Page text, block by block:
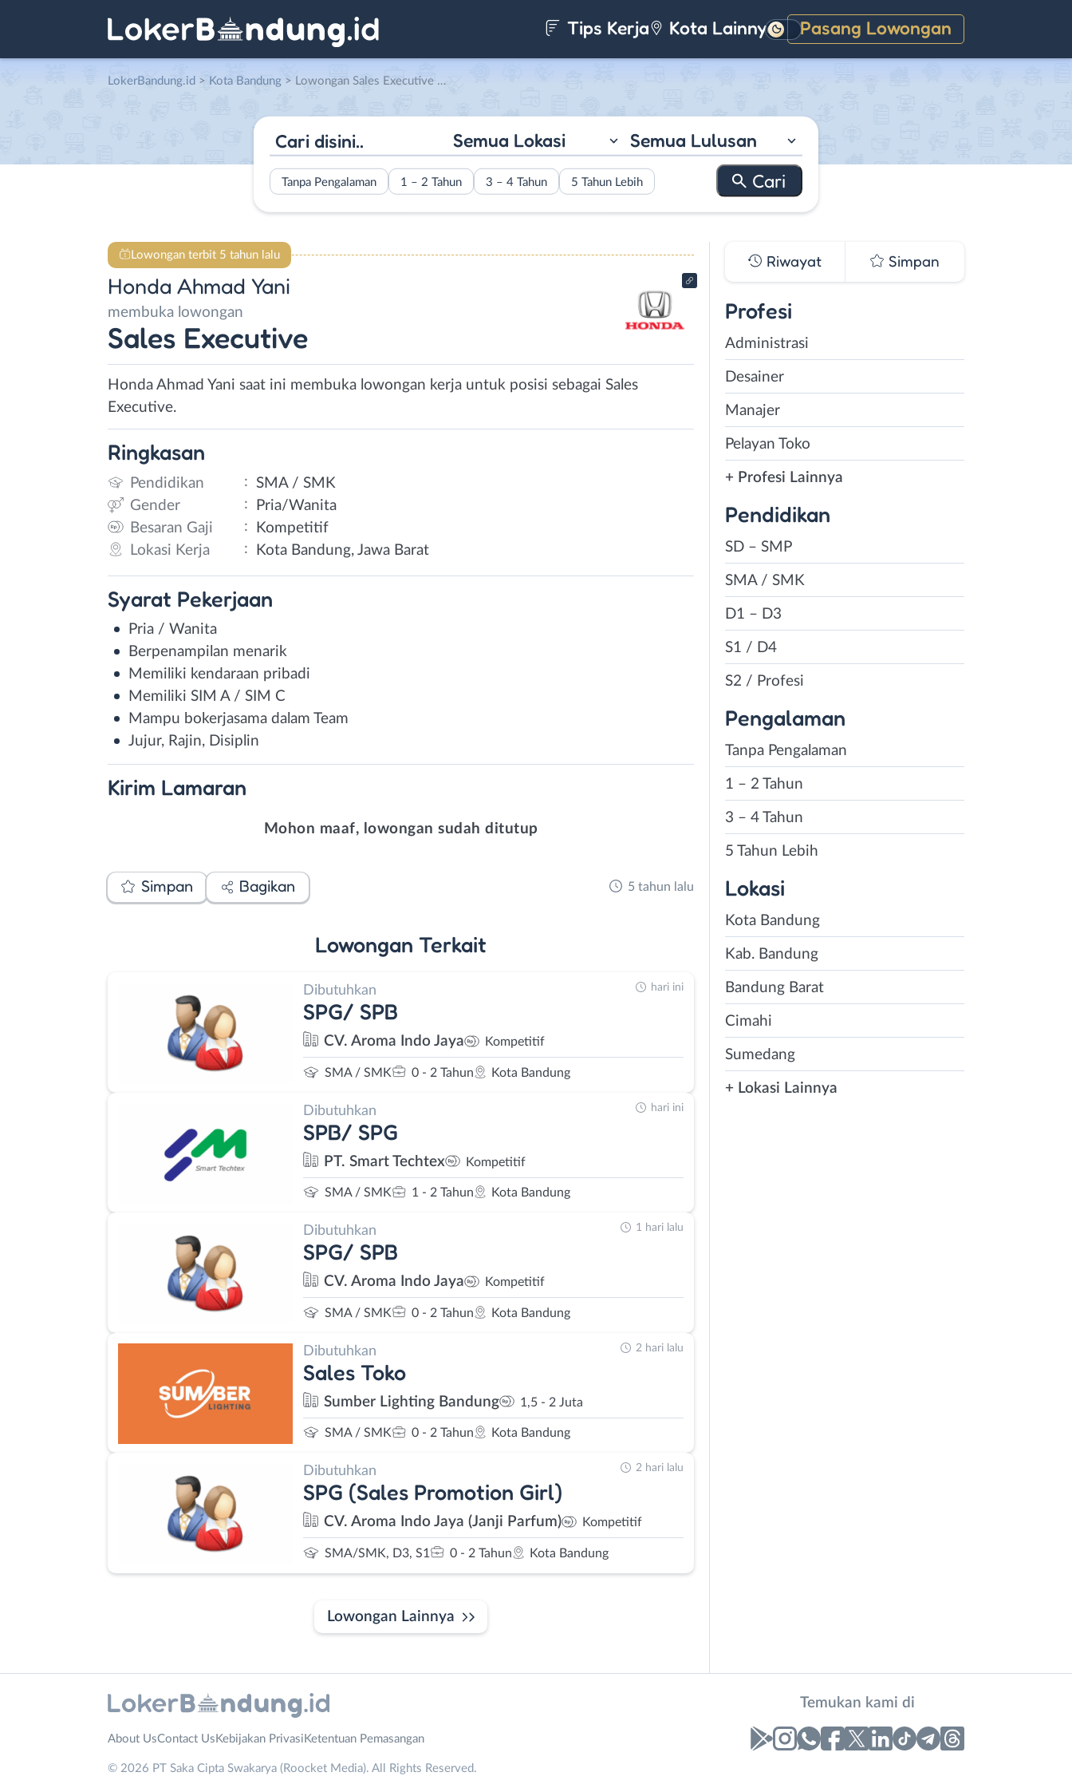
Tips Kerja Kota Lainnya Pasang Lowongan
Gelap
LokerBandung.id > Kota Bandung > Lowongan Sales Executive di Honda Ahmad Yani
Semua Lokasi Semua Lulusan
Tanpa Pengalaman 1 – 2 Tahun 3 – 4 Tahun 5 Tahun Lebih
Lowongan terbit 5 tahun lalu
Honda Ahmad Yani
membuka lowongan
Sales Executive
Honda Ahmad Yani saat ini membuka lowongan kerja untuk posisi sebagai Sales
Executive.
Ringkasan
Pendidikan : SMA / SMK
Gender
:
Pria/Wanita
Besaran Gaji
:
Kompetitif
Lokasi Kerja
: Kota Bandung, Jawa Barat
Syarat Pekerjaan
Pria / Wanita
Berpenampilan menarik
Memiliki kendaraan pribadi
Memiliki SIM A / SIM C
Mampu bokerjasama dalam Team
Jujur, Rajin, Disiplin
Kirim Lamaran
Mohon maaf, lowongan sudah ditutup
Simpan Bagikan 5 tahun lalu
Lowongan Terkait
Dibutuhkan
SPG/ SPB
CV. Aroma Indo Jaya Kompetitif
SMA / SMK 0 - 2 Tahun Kota Bandung
hari ini
Dibutuhkan
SPB/ SPG
PT. Smart Techtex Kompetitif
SMA / SMK 1 - 2 Tahun Kota Bandung
hari ini
Dibutuhkan
SPG/ SPB
CV. Aroma Indo Jaya Kompetitif
SMA / SMK 0 - 2 Tahun Kota Bandung
1 hari lalu
Dibutuhkan
Sales Toko
Sumber Lighting Bandung 1,5 - 2 Juta
SMA / SMK 0 - 2 Tahun Kota Bandung
2 hari lalu
Dibutuhkan
SPG (Sales Promotion Girl)
CV. Aroma Indo Jaya (Janji Parfum) Kompetitif
SMA/SMK, D3, S1 0 - 2 Tahun Kota Bandung
2 hari lalu
Lowongan Lainnya
Riwayat Simpan
Profesi
Administrasi
Desainer
Manajer
Pelayan Toko
+ Profesi Lainnya
Pendidikan
SD – SMP
SMA / SMK
D1 – D3
S1 / D4
S2 / Profesi
Pengalaman
Tanpa Pengalaman
1 – 2 Tahun
3 – 4 Tahun
5 Tahun Lebih
Lokasi
Kota Bandung
Kab. Bandung
Bandung Barat
Cimahi
Sumedang
+ Lokasi Lainnya
About UsContact Us Kebijakan Privasi Ketentuan Pemasangan
Temukan kami di
© 2026 PT Saka Cipta Swakarya (Roocket Media). All Rights Reserved.